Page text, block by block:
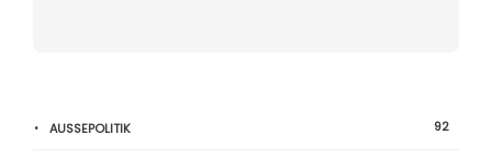
AUSSEPOLITIK 92